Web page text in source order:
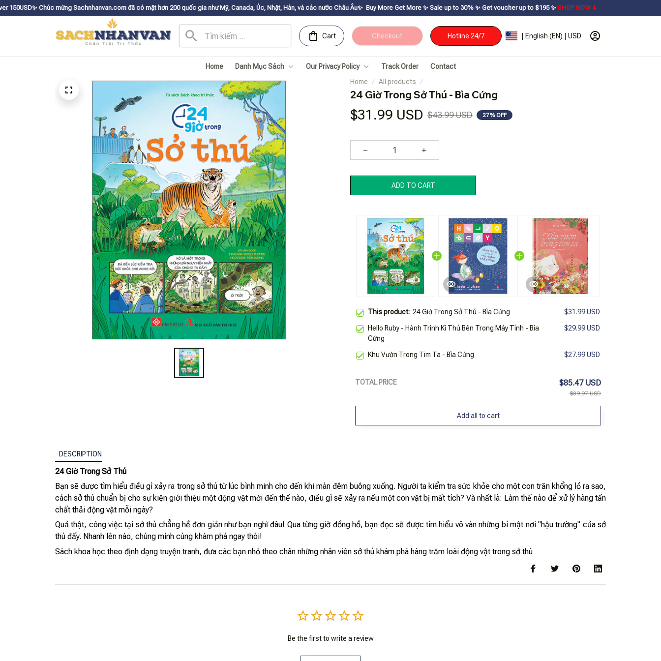
mừng Sachnhanvan.com đã có mặt hơn 200 quốc gia như Mỹ, Canada, Úc, Nhật, Hàn, và các nước Châu Âu✨ Buy More Get Moreㅤ ✨ㅤ Sale up to 30% ㅤ✨ㅤ Get voucher up to $195ㅤ ✨ㅤSHOP NOW ⬇
Cart Checkout Hotline 24/7 | English (EN) | USD
Home Danh Mục Sách Our Privacy Policy Track Order
Contact
Home
All products
24 Giờ Trong Sở Thú - Bìa Cứng
$31.99 USD $43.99 USD 27% OFF
ADD TO CART
This product: 24 Giờ Trong Sở Thú - Bìa Cứng $31.99 USD
Hello Ruby - Hành Trình Kì Thú Bên Trong Máy Tính - Bìa
Cứng
$29.99 USD
Khu Vườn Trong Tim Ta - Bìa Cứng $27.99 USD
TOTAL PRICE $85.47 USD
$89.97 USD
Add all to cart
DESCRIPTION
24 Giờ Trong Sở Thú
Bạn sẽ được tìm hiểu điều gì xảy ra trong sở thú từ lúc bình minh cho đến khi màn đêm buông xuống. Người ta kiểm tra sức khỏe cho một con trăn khổng lồ ra sao,
cách sở thú chuẩn bị cho sự kiện giới thiệu một động vật mới đến thế nào, điều gì sẽ xảy ra nếu một con vật bị mất tích? Và nhất là: Làm thế nào để xử lý hàng tấn
chất thải động vật mỗi ngày?
Quả thật, công việc tại sở thú chẳng hề đơn giản như bạn nghĩ đâu! Qua từng giờ đồng hồ, bạn đọc sẽ được tìm hiểu vô vàn những bí mật nơi "hậu trường" của sở
thú đấy. Nhanh lên nào, chúng mình cùng khám phá ngay thôi!
Sách khoa học theo định dạng truyện tranh, đưa các bạn nhỏ theo chân những nhân viên sở thú khám phá hàng trăm loài động vật trong sở thú
Be the first to write a review